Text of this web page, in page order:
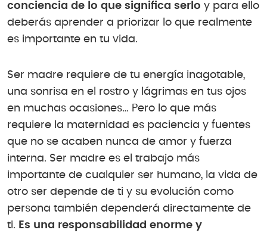
conciencia de lo que significa serlo y para ello
deberás aprender a priorizar lo que realmente
es importante en tu vida.
Ser madre requiere de tu energía inagotable,
una sonrisa en el rostro y lágrimas en tus ojos
en muchas ocasiones… Pero lo que más
requiere la maternidad es paciencia y fuentes
que no se acaben nunca de amor y fuerza
interna. Ser madre es el trabajo más
importante de cualquier ser humano, la vida de
otro ser depende de ti y su evolución como
persona también dependerá directamente de
ti. Es una responsabilidad enorme y